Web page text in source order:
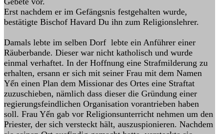
Erst nachdem er im Gefängsnis festgehalten wurde,
bestätigte Bischof Havard Du ihn zum Religionslehrer.
Damals lebte im selben Dorf lebte ein Anführer einer
Räuberbande. Dieser war nicht katholisch und wurde
einmal verhaftet. In der Hoffnung eine Strafmilderung zu
erhalten, ersann er sich mit seiner Frau mit dem Namen
Yến einen Plan dem Missionar des Ortes eine Straftat
zuzuschieben, nämlich dass dieser die Gründung einer
regierungsfeindlichen Organisation vorantrieben haben
soll. Frau Yến gab vor Religionsunterricht nehmen um den
Priester, der sich versteckt hält, auszuspionieren. Nachdem